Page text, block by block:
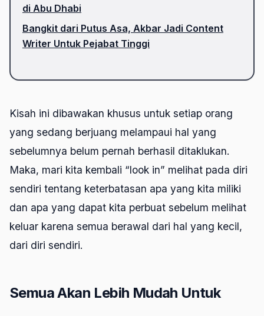
di Abu Dhabi
Bangkit dari Putus Asa, Akbar Jadi Content
Writer Untuk Pejabat Tinggi
Kisah ini dibawakan khusus untuk setiap orang
yang sedang berjuang melampaui hal yang
sebelumnya belum pernah berhasil ditaklukan.
Maka, mari kita kembali “look in” melihat pada diri
sendiri tentang keterbatasan apa yang kita miliki
dan apa yang dapat kita perbuat sebelum melihat
keluar karena semua berawal dari hal yang kecil,
dari diri sendiri.
Semua Akan Lebih Mudah Untuk